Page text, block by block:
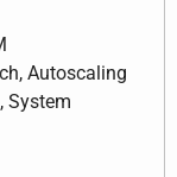
Autoscaling
System